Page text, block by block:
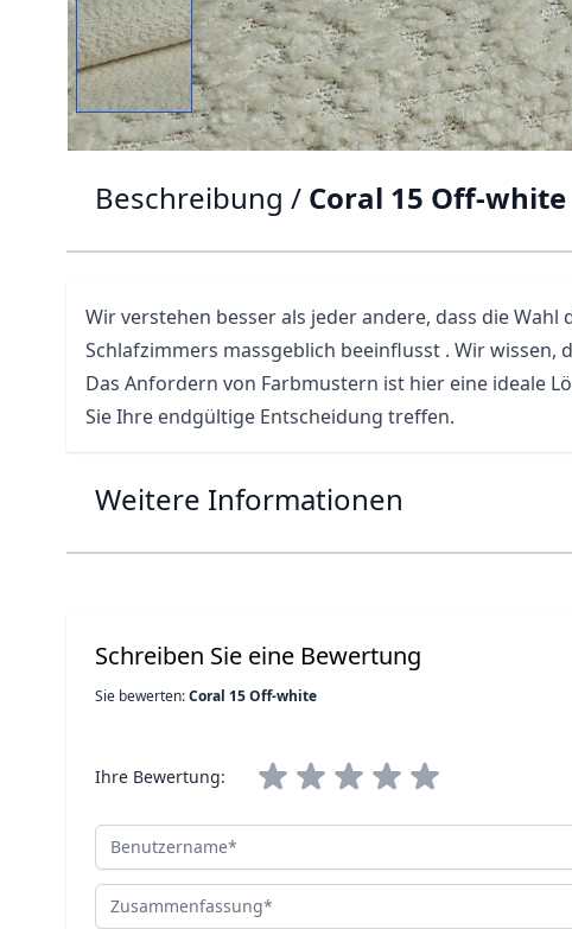
Beschreibung / Coral 15 Off-white
Wir verstehen besser als jeder andere, dass die
Schlafzimmers massgeblich beeinflusst . Wir
Das Anfordern von Farbmustern ist hier eine ideale
Sie Ihre endgültige Entscheidung treffen.
Weitere Informationen
Schreiben Sie eine Bewertung
Sie bewerten:Coral 15 Off-white
Ihre Bewertung:
Benutzername
Zusammenfassung